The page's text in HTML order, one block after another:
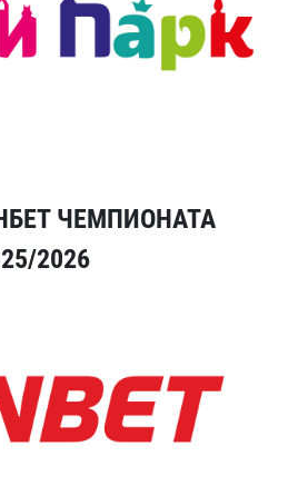
ЧЕМПИОНАТА
2026